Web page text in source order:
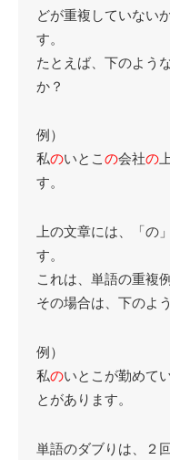
どが重複していない
す。
たとえば、下のよう
か？
例）
私のいとこ の会社の
す。
上の文章には、「の
す。
これは、単語の重複
その場合は、下のよ
例）
私のいとこが勤めて
とがあります。
単語のダブりは、２